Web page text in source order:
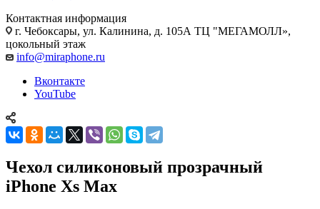
Контактная информация
г. Чебоксары, ул. Калинина, д. 105А ТЦ "МЕГАМОЛЛ»,
цокольный этаж
info@miraphone.ru
Вконтакте
YouTube
Чехол силиконовый прозрачный
iPhone Xs Max